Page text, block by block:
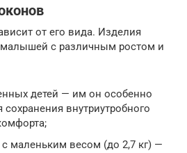
от его вида. Изделия
малышей с различным ростом и
детей — им он особенно
внутриутробного
маленьким весом (до 2,7 кг) —